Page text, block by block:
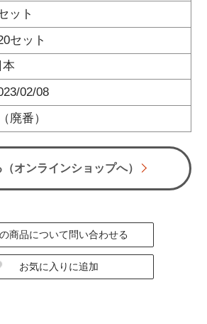
ット
セット
本
02/08
廃番）
オンラインショップへ）